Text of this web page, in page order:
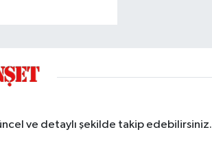
ve detaylı şekilde takip edebilirsiniz.